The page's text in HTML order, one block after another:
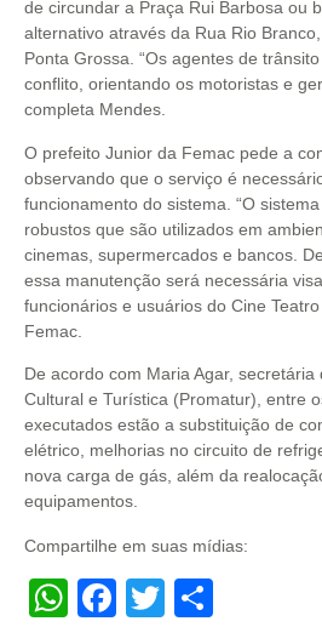
de circundar a Praça Rui Barbosa ou
alternativo através da Rua Rio
Ponta Grossa. “Os agentes de
conflito, orientando os motoristas e
completa Mendes.
O prefeito Junior da Femac pede a
observando que o serviço é
funcionamento do sistema. “O
robustos que são utilizados em
cinemas, supermercados e bancos.
essa manutenção será necessária
funcionários e usuários do Cine
Femac.
De acordo com Maria Agar, secretária
Cultural e Turística (Promatur), entre
executados estão a substituição de
elétrico, melhorias no circuito de
nova carga de gás, além da
equipamentos.
Compartilhe em suas mídias:
WhatsApp
Facebook
Twitter